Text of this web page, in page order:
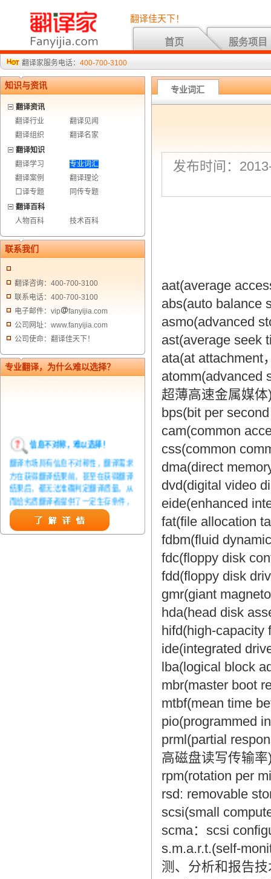
翻译佳天下！
首页 服务项目
翻译家服务电话： 400-700-3100
知识与资讯
翻译资讯
翻译行业
翻译见闻
翻译组织
翻译名家
翻译知识
翻译学习
专业词汇
翻译案例
翻译理论
口译专题
同传专题
翻译百科
人物百科
技术百科
联系我们
翻译咨询：400-700-3100
联系电话：400-700-3100
电子邮件：vip
fanyijia.com
公司网址：www.fanyijia.com
公司使命：翻译佳天下！
专业翻译，为什么难以选择？
信息不对称，难以选择！
翻译市场具有信息不对称性，翻译需求
方在获得翻译结果前，甚至在获得翻译
结果后，都无法准确判定翻译质量。从
而给劣质翻译者提供了一定生存条件，
造成翻译市场鱼龙混杂，难以选择。
翻译家，值得信赖！
专业词汇
发布时间：
aat(average
abs(auto balance
asmo(advanced
ast(average seek
ata(at attachment
atomm(advanced
超薄高速金属媒体
bps(bit per
cam(common
css(common
dma(direct
dvd(digital video
eide(enhanced
fat(file allocation
fdbm(fluid
fdc(floppy disk
fdd(floppy disk
gmr(giant
hda(head disk
hifd(high-capacity
ide(integrated
lba(logical block
mbr(master boot
mtbf(mean time
pio(programmed
prml(partial
高磁盘读写传输率
rpm(rotation per
rsd: removable
scsi(small
scma：scsi
s.m.a.r.t.(self-
测、分析和报告技